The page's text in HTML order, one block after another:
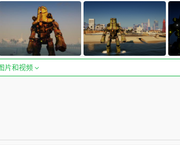
片和视频